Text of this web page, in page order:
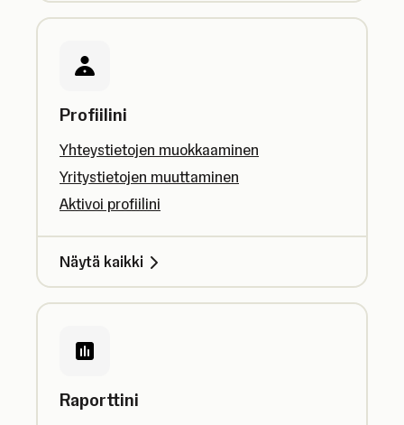
Profiilini
Yhteystietojen muokkaaminen
Yritystietojen muuttaminen
Aktivoi profiilini
Näytä kaikki
Raporttini